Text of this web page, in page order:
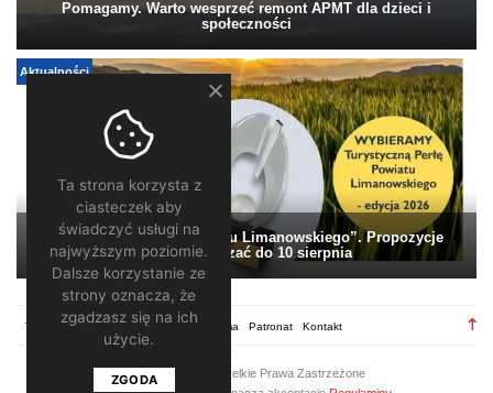
Pomagamy. Warto wesprzeć remont APMT dla dzieci i
społeczności
Aktualności
„Turystyczna Perła Powiatu Limanowskiego”. Propozycje
można zgłaszać do 10 sierpnia
Regulamin Redakcja Reklama Patronat Kontakt
2026 ©
/ Wszelkie Prawa Zastrzeżone
Ta strona korzysta z
ciasteczek aby
świadczyć usługi na
najwyższym poziomie.
Dalsze korzystanie ze
strony oznacza, że
zgadzasz się na ich
użycie.
ZGODA